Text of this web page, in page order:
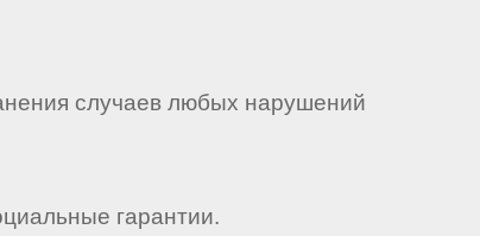
случаев любых нарушений
гарантии.